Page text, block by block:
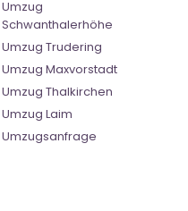
Umzug
Schwanthalerhöhe
Umzug Trudering
Umzug Maxvorstadt
Umzug Thalkirchen
Umzug Laim
Umzugsanfrage